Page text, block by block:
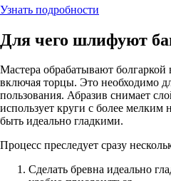
Узнать подробности
Для чего шлифуют
Мастера обрабатывают болгаркой
включая торцы. Это необходимо
пользования. Абразив снимает
использует круги с более
быть идеально гладкими.
Процесс преследует сразу
Сделать бревна идеально